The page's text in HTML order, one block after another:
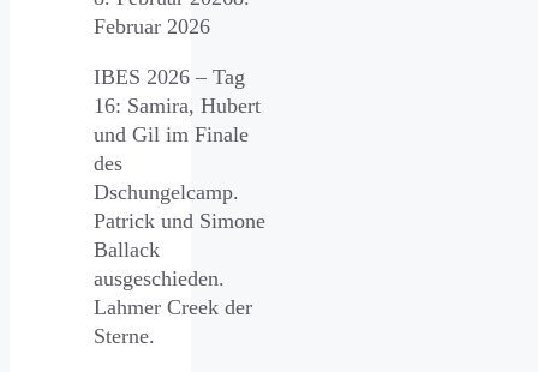
Februar 2026
IBES 2026 – Tag
16: Samira, Hubert
und Gil im Finale
des
Dschungelcamp.
Patrick und Simone
Ballack
ausgeschieden.
Lahmer Creek der
Sterne.